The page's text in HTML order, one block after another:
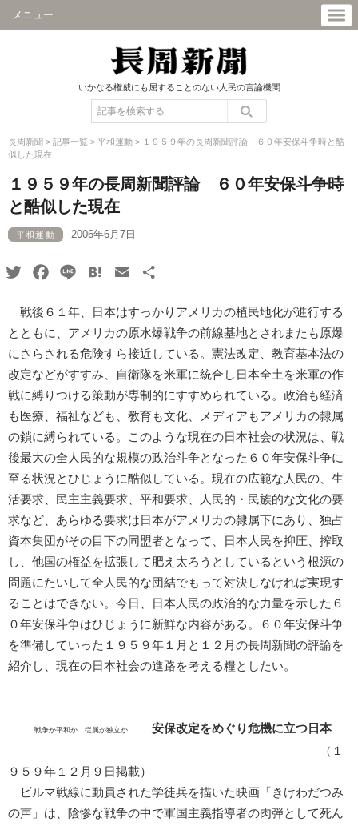
メニュー
いかなる権威にも屈することのない人民の言論機関
長周新聞 > 記事一覧 > 平和運動 > １９５９年の長周新聞評論 ６０年安保斗争時と酷
似した現在
１９５９年の長周新聞評論 ６０年安保斗争時
と酷似した現在
平和運動 2006年6月7日
TwitterFacebook
Line HatenaEmail
戦後６１年、日本はすっかりアメリカの植民地化が進行する
とともに、アメリカの原水爆戦争の前線基地とされまたも原爆
にさらされる危険すら接近している。憲法改定、教育基本法の
改定などがすすみ、自衛隊を米軍に統合し日本全土を米軍の作
戦に縛りつける策動が専制的にすすめられている。政治も経済
も医療、福祉なども、教育も文化、メディアもアメリカの隷属
の鎖に縛られている。このような現在の日本社会の状況は、戦
後最大の全人民的な規模の政治斗争となった６０年安保斗争に
至る状況とひじょうに酷似している。現在の広範な人民の、生
活要求、民主主義要求、平和要求、人民的・民族的な文化の要
求など、あらゆる要求は日本がアメリカの隷属下にあり、独占
資本集団がその目下の同盟者となって、日本人民を抑圧、搾取
し、他国の権益を拡張して肥え太ろうとしているという根源の
問題にたいして全人民的な団結でもって対決しなければ実現す
ることはできない。今日、日本人民の政治的な力量を示した６
０年安保斗争はひじょうに新鮮な内容がある。６０年安保斗争
を準備していった１９５９年１月と１２月の長周新聞の評論を
紹介し、現在の日本社会の進路を考える糧としたい。
戦争か平和か 従属か独立か
安保改定をめぐり危機に立つ日本
（１
９５９年１２月９日掲載）
ビルマ戦線に動員された学徒兵を描いた映画「きけわだつみ
の声」は、陰惨な戦争の中で軍国主義指導者の肉弾として死ん